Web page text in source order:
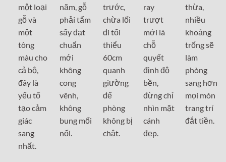
một loại
gỗ và
một
tông
màu cho
cả bộ,
đây là
yếu tố
tạo cảm
giác
sang
nhất.
năm, gỗ
phải tẩm
sấy đạt
chuẩn
mới
không
cong
vênh,
không
bung mối
nối.
trước,
chừa lối
đi tối
thiểu
60cm
quanh
giường
để
phòng
không bị
chật.
ray
trượt
mới là
chỗ
quyết
định độ
bền,
đừng chỉ
nhìn mặt
cánh
đẹp.
thừa,
nhiều
khoảng
trống sẽ
làm
phòng
sang hơn
mọi món
trang trí
đắt tiền.